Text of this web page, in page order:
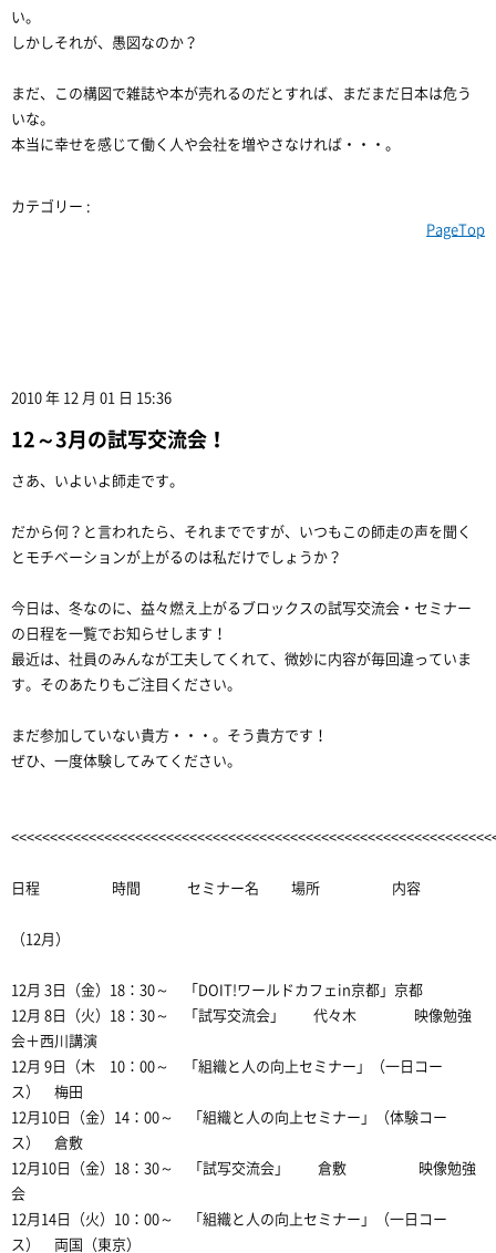
い。
しかしそれが、愚図なのか？
まだ、この構図で雑誌や本が売れるのだとすれば、まだまだ日本は危う
いな。
本当に幸せを感じて働く人や会社を増やさなければ・・・。
カテゴリー :
PageTop
2010 年 12 月 01 日 15:36
12～3月の試写交流会！
さあ、いよいよ師走です。
だから何？と言われたら、それまでですが、いつもこの師走の声を聞く
とモチベーションが上がるのは私だけでしょうか？
今日は、冬なのに、益々燃え上がるブロックスの試写交流会・セミナー
の日程を一覧でお知らせします！
最近は、社員のみんなが工夫してくれて、微妙に内容が毎回違っていま
す。そのあたりもご注目ください。
まだ参加していない貴方・・・。そう貴方です！
ぜひ、一度体験してみてください。
日程 時間 セミナー名 場所 内容
（12月）
12月 3日（金）18：30～ 「DOIT!ワールドカフェin京都」京都
12月 8日（火）18：30～ 「試写交流会」 代々木 映像勉強
会＋西川講演
12月 9日（木 10：00～ 「組織と人の向上セミナー」（一日コー
ス） 梅田
12月10日（金）14：00～ 「組織と人の向上セミナー」（体験コー
ス） 倉敷
12月10日（金）18：30～ 「試写交流会」 倉敷 映像勉強
会
12月14日（火）10：00～ 「組織と人の向上セミナー」（一日コー
ス） 両国（東京）